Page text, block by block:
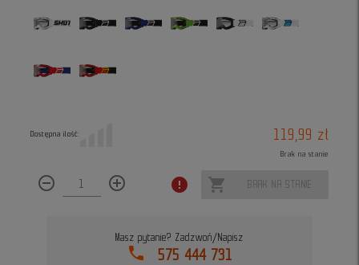
Dostępna ilość: 119,99 zł
Brak na stanie
remove_circle_outline add_circle_outline error shopping_cart BRAK NA STANIE
Masz pytanie? Zadzwoń/Napisz
phone 575 444 731